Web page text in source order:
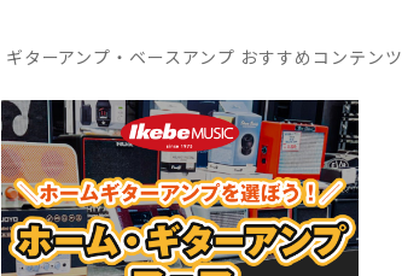
ギターアンプ・ベースアンプ おすすめコンテンツ